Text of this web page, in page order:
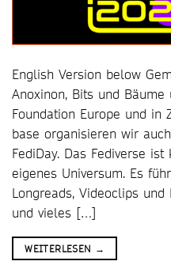
English Version below
Anoxinon, Bits und
Foundation Europe und in
base organisieren wir
FediDay. Das Fediverse
eigenes Universum. Es
Longreads, Videoclips
und vieles […]
WEITERLESEN →